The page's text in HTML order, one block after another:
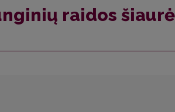
raidos